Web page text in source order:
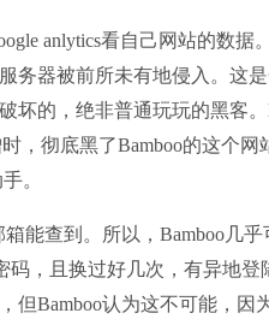
anlytics看自己网站的数据
务器被前所未有地侵入。这
坏的，绝非普通玩玩的黑客
，彻底黑了Bamboo的这个
。
能查到。所以，Bamboo几
码，且换过好几次，有异地
但Bamboo认为这不可能，因